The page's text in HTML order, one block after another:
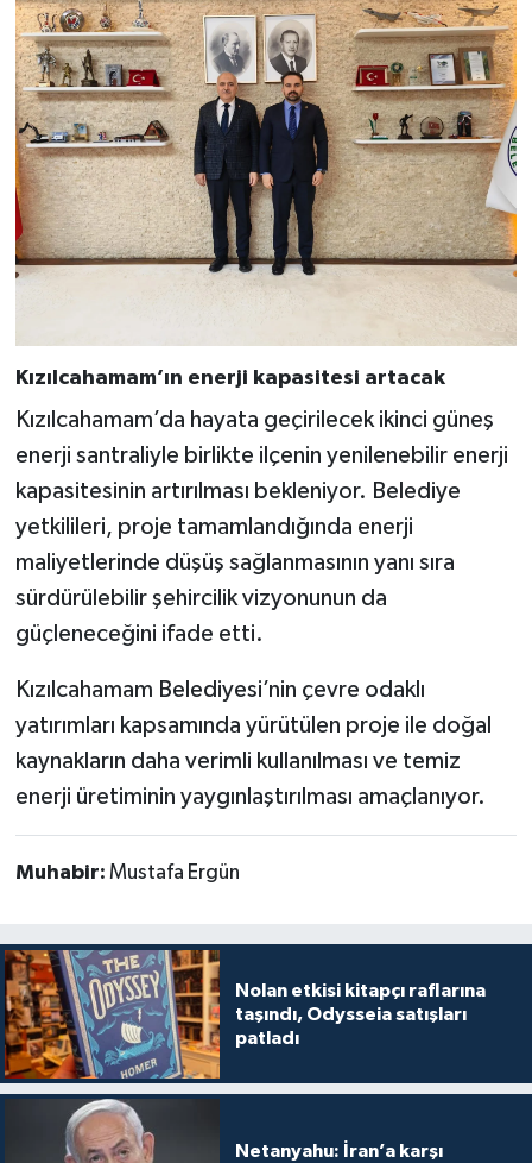
Kızılcahamam’ın enerji kapasitesi artacak
Kızılcahamam’da hayata geçirilecek ikinci güneş
enerji santraliyle birlikte ilçenin yenilenebilir enerji
kapasitesinin artırılması bekleniyor. Belediye
yetkilileri, proje tamamlandığında enerji
maliyetlerinde düşüş sağlanmasının yanı sıra
sürdürülebilir şehircilik vizyonunun da
güçleneceğini ifade etti.
Kızılcahamam Belediyesi’nin çevre odaklı
yatırımları kapsamında yürütülen proje ile doğal
kaynakların daha verimli kullanılması ve temiz
enerji üretiminin yaygınlaştırılması amaçlanıyor.
Muhabir: Mustafa Ergün
Nolan etkisi kitapçı raflarına
taşındı, Odysseia satışları
patladı
Netanyahu: İran’a karşı